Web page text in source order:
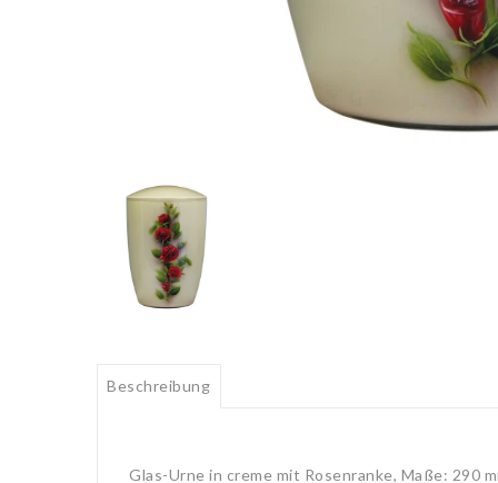
Beschreibung
Glas-Urne in creme mit Rosenranke, Maße: 290